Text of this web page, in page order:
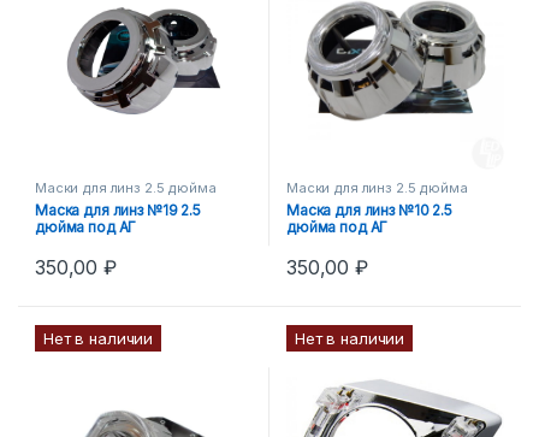
Маски для линз 2.5 дюйма
Маска для линз №19 2.5
дюйма под АГ
350,00₽
Маски для линз 2.5 дюйма
Маска для линз №10 2.5
дюйма под АГ
350,00₽
Нет в наличии Нет в наличии